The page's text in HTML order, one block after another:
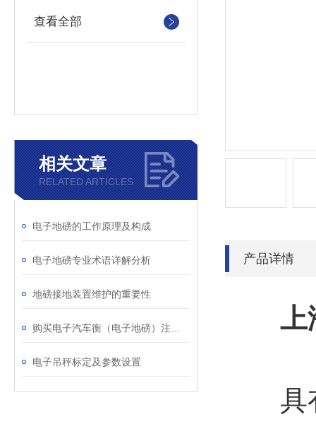
查看全部
相关文章
RELATED ARTICLES
电子地磅的工作原理及构成
电子地磅专业术语详解分析
地磅接地装置维护的重要性
电子吊秤标定及参数设置
产品详情
上
具有